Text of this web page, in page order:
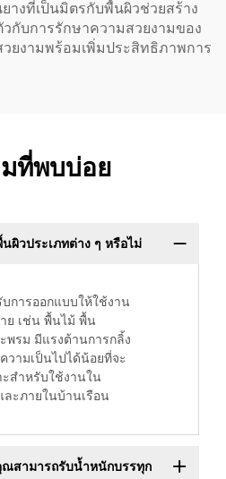
างที่เป็นมิตรกับพื้นผิวช่วยสร้าง
กับการรักษาความสวยงามของ
ยงามพร้อมเพิ่มประสิทธิภาพการ
ที่พบบ่อย
ผิวประเภทต่าง ๆ หรือไม่
บการออกแบบให้ใช้งาน
ย เช่น พื้นไม้ พื้น
พรม มีแรงต้านการกลิ้ง
วามเป็นไปได้น้อยที่จะ
ะสำหรับใช้งานใน
ะภายในบ้านเรือน
ณสามารถรับน้ำหนักบรรทุก